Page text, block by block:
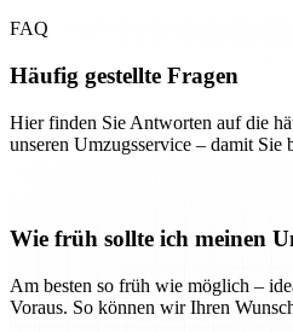
FAQ
Häufig gestellte Fragen
Hier finden Sie Antworten auf die
unseren Umzugsservice – damit Sie
Wie früh sollte ich meinen
Am besten so früh wie möglich –
Voraus. So können wir Ihren